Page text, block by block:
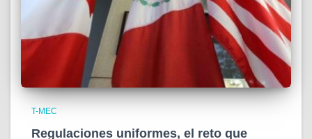
T-MEC
Regulaciones uniformes, el reto que